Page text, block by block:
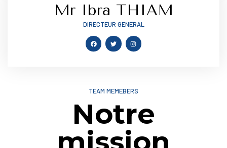
Mr Ibra THIAM
DIRECTEUR GENERAL
TEAM MEMEBERS
Notre